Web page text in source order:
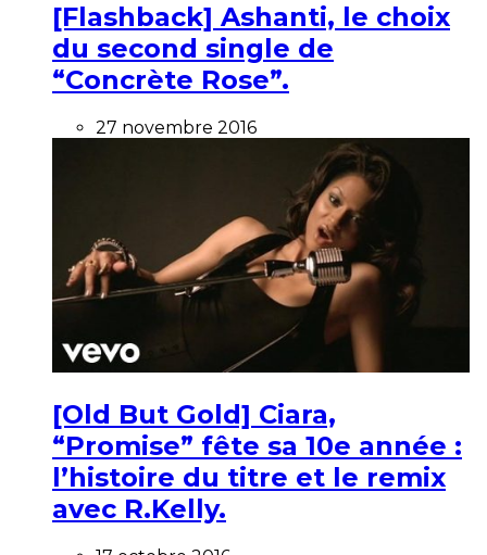
[Flashback] Ashanti, le choix
du second single de
“Concrète Rose”.
27 novembre 2016
[Old But Gold] Ciara,
“Promise” fête sa 10e année :
l’histoire du titre et le remix
avec R.Kelly.